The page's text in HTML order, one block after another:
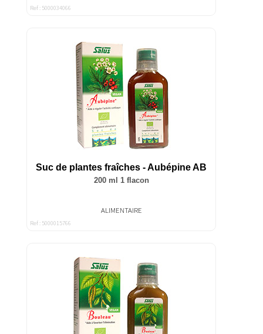
Ref : 5000034066
Suc de plantes fraîches - Aubépine AB
200 ml 1 flacon
ALIMENTAIRE
Ref : 5000015766